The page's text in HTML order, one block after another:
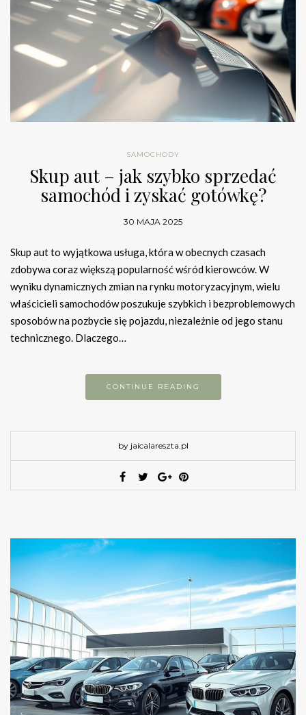
SAMOCHODY
Skup aut – jak szybko sprzedać
samochód i zyskać gotówkę?
30 MAJA 2025
Skup aut to wyjątkowa usługa, która w obecnych czasach
zdobywa coraz większą popularność wśród kierowców. W
wyniku dynamicznych zmian na rynku motoryzacyjnym, wielu
właścicieli samochodów poszukuje szybkich i bezproblemowych
sposobów na pozbycie się pojazdu, niezależnie od jego stanu
technicznego. Dlaczego…
CONTINUE READING
by jaicalareszta.pl